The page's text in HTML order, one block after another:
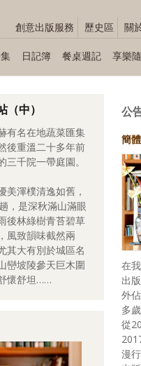
創意出版服務 歷史區 關
日記簿 餐桌週記 享樂
（中）
有名在地蔬菜匯集
後重溫二十多年前
千院一帶庭園。
美渾樸清逸如舊，
是深秋滿山滿眼
後林綠樹青苔碧草
風致韻味截然兩
其大有別於城區名
巒坡陵參天巨木圍
懷舒坦……
公
簡
在
出
外
多
從
漫